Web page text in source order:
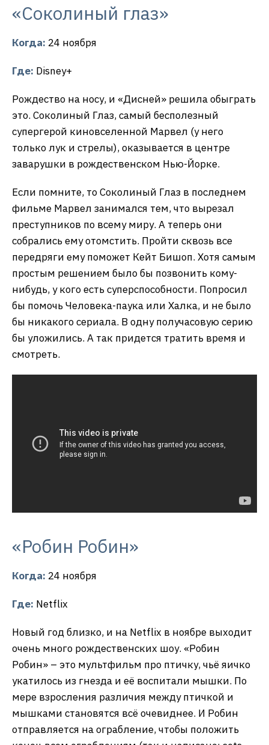
«Соколиный глаз»
Когда: 24 ноября
Где: Disney+
Рождество на носу, и «Дисней» решила обыграть
это. Соколиный Глаз, самый бесполезный
супергерой киновселенной Марвел (у него
только лук и стрелы), оказывается в центре
заварушки в рождественском Нью-Йорке.
Если помните, то Соколиный Глаз в последнем
фильме Марвел занимался тем, что вырезал
преступников по всему миру. А теперь они
собрались ему отомстить. Пройти сквозь все
передряги ему поможет Кейт Бишоп. Хотя самым
простым решением было бы позвонить кому-
нибудь, у кого есть суперспособности. Попросил
бы помочь Человека-паука или Халка, и не было
бы никакого сериала. В одну получасовую серию
бы уложились. А так придется тратить время и
смотреть.
«Робин Робин»
Когда: 24 ноября
Где: Netflix
Новый год близко, и на Netflix в ноябре выходит
очень много рождественских шоу. «Робин
Робин» – это мультфильм про птичку, чьё яичко
укатилось из гнезда и её воспитали мышки. По
мере взросления различия между птичкой и
мышками становятся всё очевиднее. И Робин
отправляется на ограбление, чтобы положить